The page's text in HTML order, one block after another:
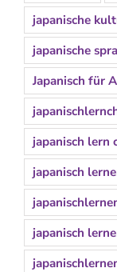
japanische
japanische
Japanisch für
japanisch lern
japanisch
japanisch